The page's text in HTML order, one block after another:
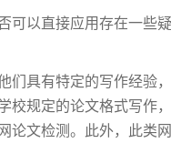
可以直接应用存在一些
们具有特定的写作经验
校规定的论文格式写作
论文检测。此外，此类